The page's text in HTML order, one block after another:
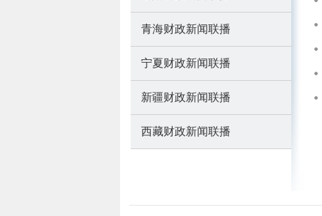
青海财政新闻联播
宁夏财政新闻联播
新疆财政新闻联播
西藏财政新闻联播